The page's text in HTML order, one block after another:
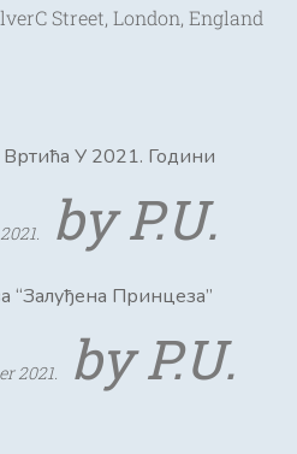
Street, London, England
У 2021. Години
by P.U.
“Залуђена Принцеза”
2021. by P.U.